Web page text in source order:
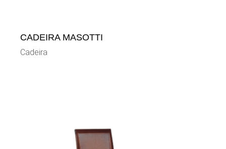
CADEIRA MASOTTI
Cadeira